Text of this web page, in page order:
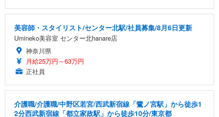
美容師・スタイリスト/センター北駅/社員募集/8月6日更新
Umineko美容室 センター北hanare店
神奈川県
月給25万円～63万円
正社員
介護職/介護職/中野区若宮/西武新宿線「鷺ノ宮駅」から徒歩1
2分西武新宿線「都立家政駅」から徒歩10分/東京都